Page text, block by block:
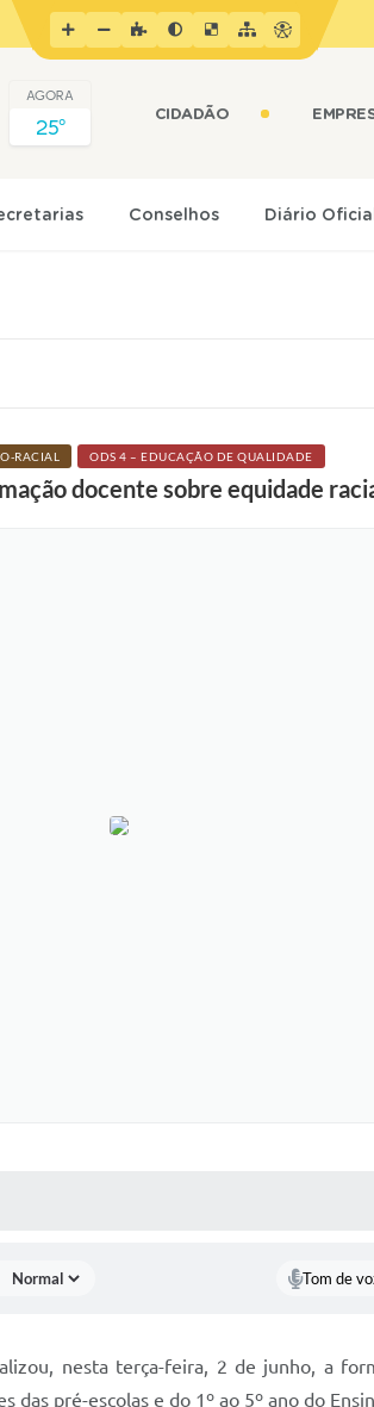
CIDADÃO
AGORA
25º
Conselhos Diário
RACIAL ODS 4 – EDUCAÇÃO DE QUALIDADE
docente sobre equidade
Tom de
nesta terça-feira, 2 de junho, a
pré-escolas e do 1º ao 5º ano do